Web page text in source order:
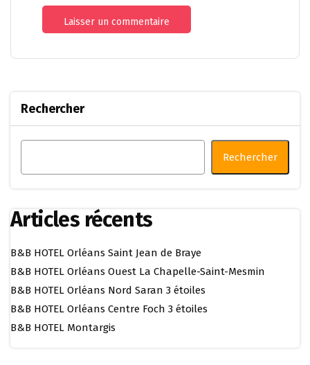
Rechercher
Rechercher
Articles récents
B&B HOTEL Orléans Saint Jean de Braye
B&B HOTEL Orléans Ouest La Chapelle-Saint-Mesmin
B&B HOTEL Orléans Nord Saran 3 étoiles
B&B HOTEL Orléans Centre Foch 3 étoiles
B&B HOTEL Montargis